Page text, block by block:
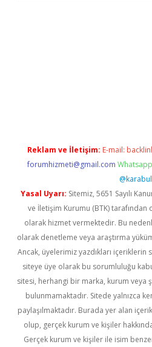
Reklam ve İletişim: E-mail:
forumhizmeti@gmail.com
@karabul
Yasal Uyarı: Sitemiz, 5651 Sayılı
ve İletişim Kurumu (BTK) tarafından
olarak hizmet vermektedir. Bu
olarak denetleme veya araştırma
Ancak, üyelerimiz yazdıkları içeriklerin
siteye üye olarak bu sorumluluğu
sitesi, herhangi bir marka, kurum veya
bulunmamaktadır. Sitede yalnızca
paylaşılmaktadır. Burada yer alan
olup, gerçek kurum ve kişiler
Gerçek kurum ve kişiler ile isim